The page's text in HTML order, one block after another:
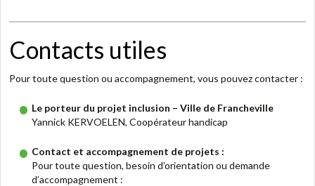
Contacts utiles
Pour toute question ou accompagnement, vous pouvez contacter :
Le porteur du projet inclusion – Ville de Francheville
Yannick KERVOELEN, Coopérateur handicap
Contact et accompagnement de projets :
Pour toute question, besoin d’orientation ou demande
d’accompagnement :